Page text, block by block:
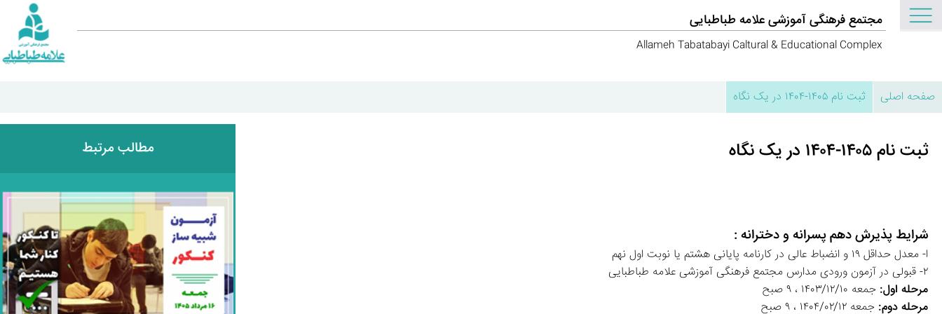
مجتمع فرهنگی آموزشی علامه طباطبایی
Allameh Tabatabayi Caltural & Educational Complex
صفحه اصلی ثبت نام ۱۴۰۵-۱۴۰۴ در یک نگاه
ثبت نام ۱۴۰۵-۱۴۰۴ در یک نگاه
شرایط پذیرش دهم پسرانه و دخترانه :
ا- معدل حداقل ۱۹ و انضباط عالی در کارنامه پایانی هشتم یا نوبت اول نهم
۲- قبولی در آزمون ورودی مدارس مجتمع فرهنگی آموزشی علامه طباطبایی
مرحله اول: جمعه ۱۴۰۳/۱۲/۱۰ ، ۹ صبح
مرحله دوم: جمعه ۱۴۰۴/۰۲/۱۲ ، ۹ صبح
مطالب مرتبط